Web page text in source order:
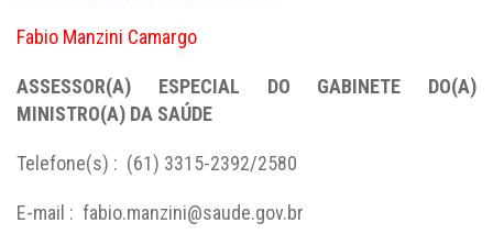
Fabio Manzini Camargo
ASSESSOR(A) ESPECIAL DO GABINETE DO(A)
MINISTRO(A) DA SAÚDE
Telefone(s) : (61) 3315-2392/2580
E-mail : fabio.manzini@saude.gov.br